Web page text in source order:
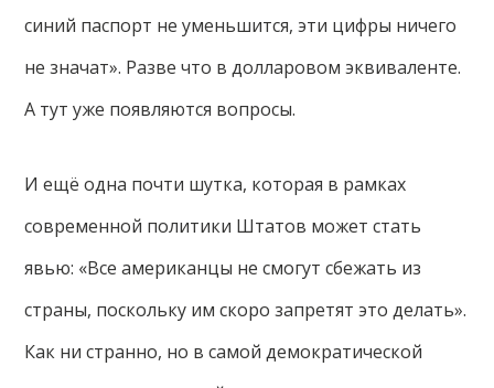
синий паспорт не уменьшится, эти цифры ничего
не значат». Разве что в долларовом эквиваленте.
А тут уже появляются вопросы.
И ещё одна почти шутка, которая в рамках
современной политики Штатов может стать
явью: «Все американцы не смогут сбежать из
страны, поскольку им скоро запретят это делать».
Как ни странно, но в самой демократической